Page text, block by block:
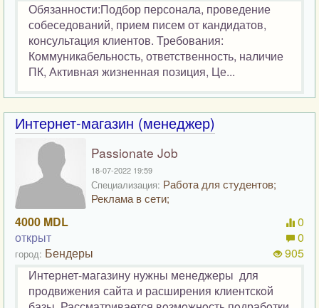
Обязанности:Подбор персонала, проведение
собеседований, прием писем от кандидатов,
консультация клиентов. Требования:
Коммуникабельность, ответственность, наличие
ПК, Активная жизненная позиция, Це...
Интернет-магазин (менеджер)
Passionate Job
18-07-2022 19:59
Специализация: Работа для студентов;
Реклама в сети;
4000 MDL
открыт
город: Бендеры
0
0
905
Интернет-магазину нужны менеджеры для
прoдвижения сайта и расширения клиентскoй